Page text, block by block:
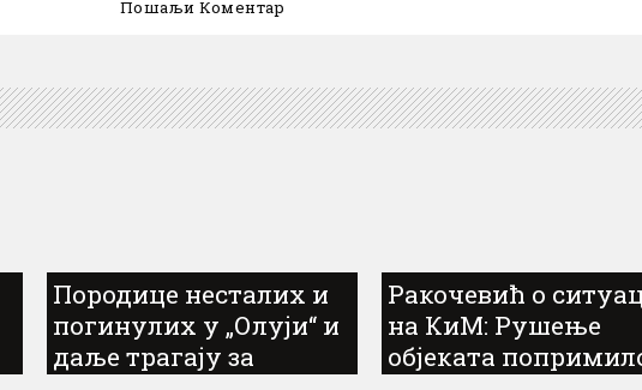
Породице несталих и
погинулих у „Олуји“ и
даље трагају за
Ракочевић о
на КиМ: Рушење
објеката